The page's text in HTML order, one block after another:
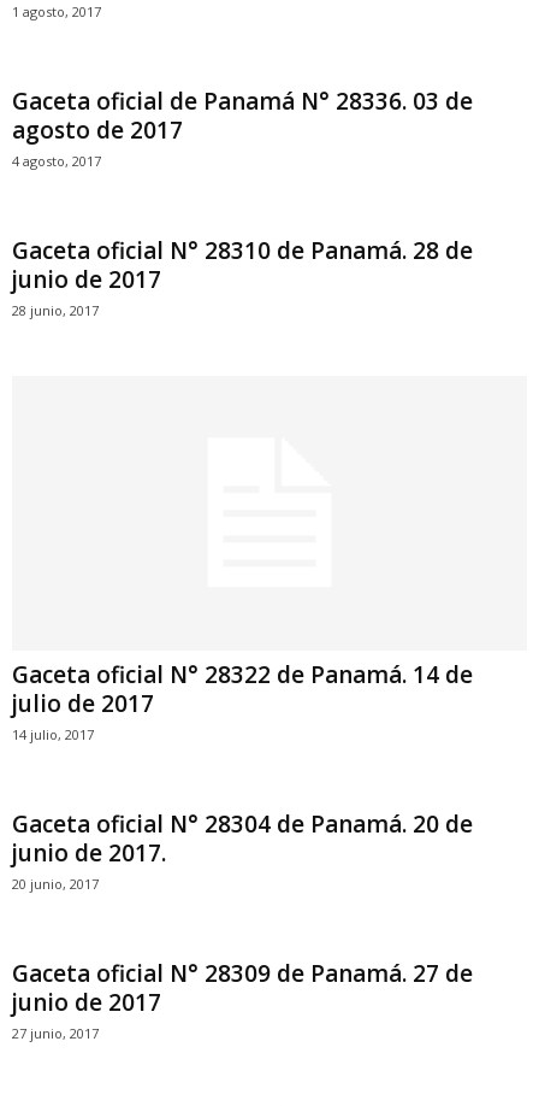
1 agosto, 2017
Gaceta oficial de Panamá N° 28336. 03 de
agosto de 2017
4 agosto, 2017
Gaceta oficial N° 28310 de Panamá. 28 de
junio de 2017
28 junio, 2017
Gaceta oficial N° 28322 de Panamá. 14 de
julio de 2017
14 julio, 2017
Gaceta oficial N° 28304 de Panamá. 20 de
junio de 2017.
20 junio, 2017
Gaceta oficial N° 28309 de Panamá. 27 de
junio de 2017
27 junio, 2017